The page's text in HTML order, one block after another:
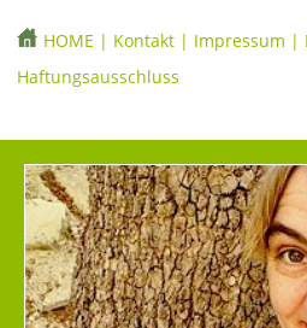
HOME | Kontakt | Impressum |
Haftungsausschluss